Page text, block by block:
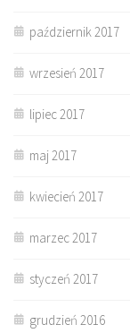
październik 2017
wrzesień 2017
lipiec 2017
maj 2017
kwiecień 2017
marzec 2017
styczeń 2017
grudzień 2016